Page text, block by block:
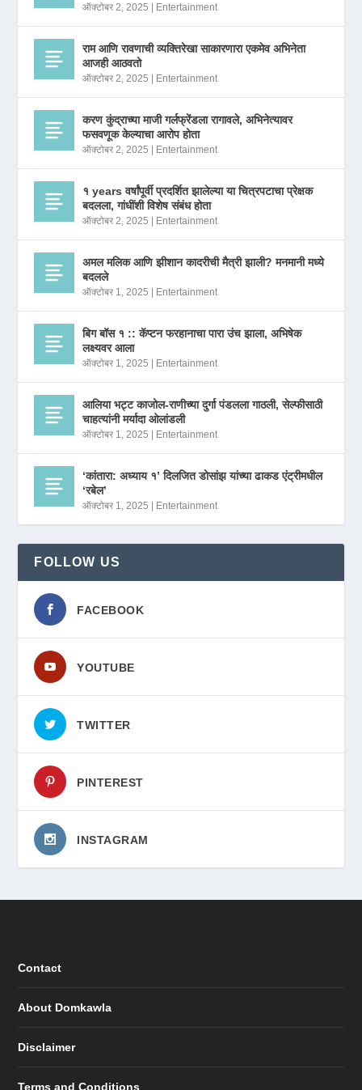
ऑक्टोबर 2, 2025 | Entertainment
राम आणि रावणाची व्यक्तिरेखा साकारणारा एकमेव अभिनेता
आजही आठवतो
ऑक्टोबर 2, 2025 | Entertainment
करण कुंद्राच्या माजी गर्लफ्रेंडला रागावले, अभिनेत्यावर
फसवणूक केल्याचा आरोप होता
ऑक्टोबर 2, 2025 | Entertainment
१ years वर्षांपूर्वी प्रदर्शित झालेल्या या चित्रपटाचा प्रेक्षक
बदलला, गांधींशी विशेष संबंध होता
ऑक्टोबर 2, 2025 | Entertainment
अमल मलिक आणि झीशान कादरीची मैत्री झाली? मनमानी मध्ये
बदलले
ऑक्टोबर 1, 2025 | Entertainment
बिग बॉस १ :: कॅप्टन फरहानाचा पारा उंच झाला, अभिषेक
लक्ष्यवर आला
ऑक्टोबर 1, 2025 | Entertainment
आलिया भट्ट काजोल-राणीच्या दुर्गा पंडलला गाठली, सेल्फीसाठी
चाहत्यांनी मर्यादा ओलांडली
ऑक्टोबर 1, 2025 | Entertainment
‘कांतारा: अध्याय १’ दिलजित डोसांझ यांच्या ढाकड एंट्रीमधील
‘रबेल’
ऑक्टोबर 1, 2025 | Entertainment
FOLLOW US
FACEBOOK
YOUTUBE
TWITTER
PINTEREST
INSTAGRAM
Contact
About Domkawla
Disclaimer
Terms and Conditions